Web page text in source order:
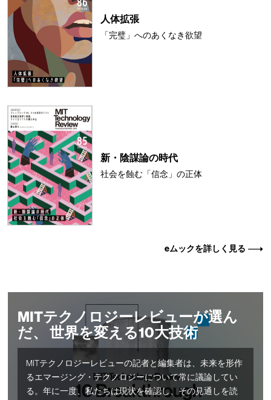
人体拡張
「完璧」へのあくなき欲望
新・陰謀論の時代
社会を蝕む「信念」の正体
eムックを詳しく見る
MITテクノロジーレビューが選ん
だ、 世界を変える10大技術
MITテクノロジーレビューの記者と編集者は、未来を形作
るエマージング・テクノロジーについて常に議論してい
る。年に一度、私たちは現状を確認し、その見通しを読